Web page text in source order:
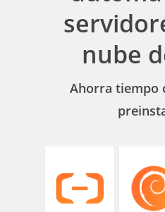
nube
Ahorra tiempo